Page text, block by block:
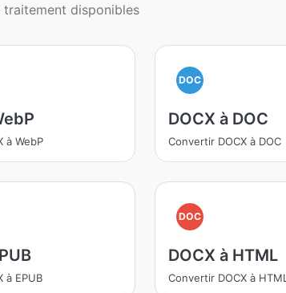
traitement disponibles
à WebP
DOC
DOCX à DOC
Convertir DOCX à DOC
à EPUB
DOC
DOCX à HTML
Convertir DOCX à HTML